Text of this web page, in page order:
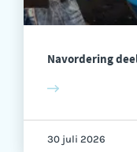
Navordering
30 juli 2026